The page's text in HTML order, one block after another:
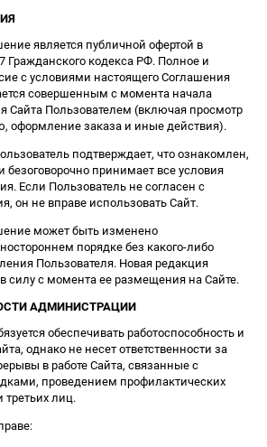
является публичной офертой в
Гражданского кодекса РФ. Полное и
с условиями настоящего Соглашения
совершенным с момента начала
Сайта Пользователем (включая просмотр
оформление заказа и иные действия).
подтверждает, что ознакомлен,
безоговорочно принимает все условия
Если Пользователь не согласен с
он не вправе использовать Сайт.
может быть изменено
порядке без какого-либо
Пользователя. Новая редакция
силу с момента ее размещения на Сайте.
АДМИНИСТРАЦИИ
обеспечивать работоспособность и
однако не несет ответственности за
в работе Сайта, связанные с
проведением профилактических
третьих лиц.